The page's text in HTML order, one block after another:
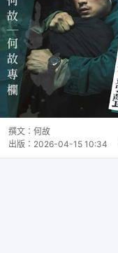
撰文： 何故
出版： 2026-04-15 10:34